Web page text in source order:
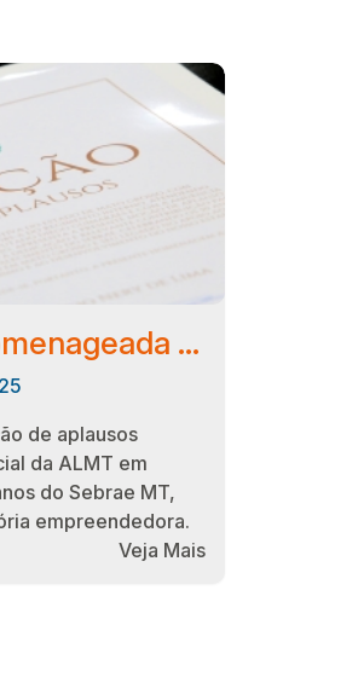
Evermax é homenageada pela Assembleia Legislativa em celebração aos 50 anos do Sebrae MT
de aplausos
da ALMT em
do Sebrae MT,
empreendedora.
Veja Mais